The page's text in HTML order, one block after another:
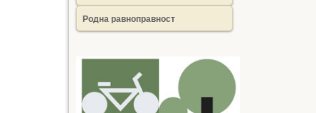
Родна равноправност